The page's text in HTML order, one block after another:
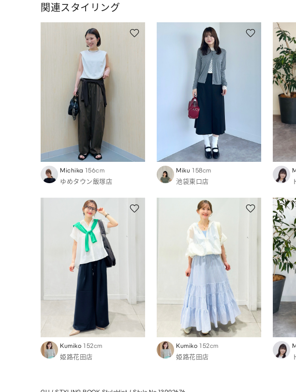
関連スタイリング
Michika 156cm
ゆめタウン飯塚店
Miku 158cm
池袋東口店
Kumiko 152cm
姫路花田店
Kumiko 152cm
姫路花田店